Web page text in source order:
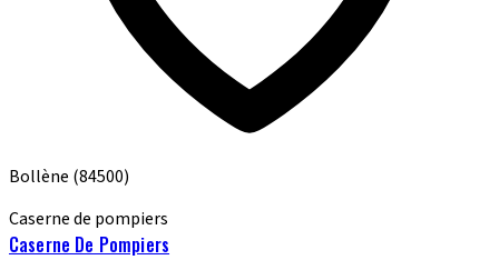
Bollène (84500)
Caserne de pompiers
Caserne De Pompiers